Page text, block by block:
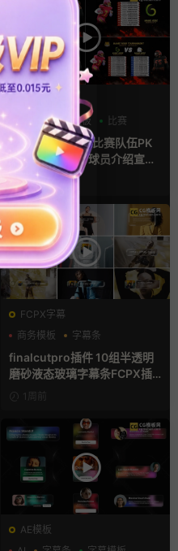
分数
字幕模板 比赛
ae体育模板 足球比赛队伍PK
比分牌对决卡片球员介绍宣传
视频AE模板
3天前
FCPX字幕
商务模板
字幕条
finalcutpro插件 10组半透明
磨砂液态玻璃字幕条FCPX插
1周前
AE模板